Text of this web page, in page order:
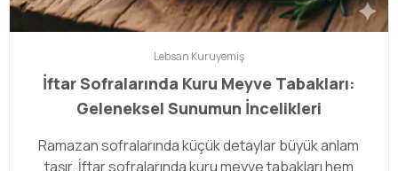
Lebsan Kuruyemiş
İftar Sofralarında Kuru Meyve Tabakları:
Geleneksel Sunumun İncelikleri
Ramazan sofralarında küçük detaylar büyük anlam
taşır. İftar sofralarında kuru meyve tabakları hem